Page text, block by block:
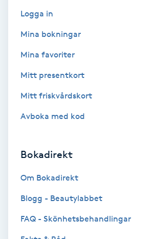
Cryoterapi
Damklippning
Dermapen
Diamantslipning
Extensions
Logga in
Mina bokningar
Mina favoriter
Mitt presentkort
Mitt friskvårdskort
Avboka med kod
Bokadirekt
Om Bokadirekt
Blogg - Beautylabbet
FAQ - Skönhetsbehandlingar